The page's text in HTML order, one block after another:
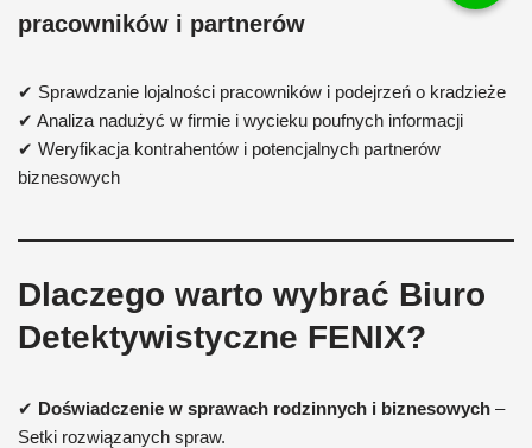
pracowników i partnerów
✔ Sprawdzanie lojalności pracowników i podejrzeń o kradzieże
✔ Analiza nadużyć w firmie i wycieku poufnych informacji
✔ Weryfikacja kontrahentów i potencjalnych partnerów
biznesowych
Dlaczego warto wybrać Biuro
Detektywistyczne FENIX?
✔ Doświadczenie w sprawach rodzinnych i biznesowych –
Setki rozwiązanych spraw.